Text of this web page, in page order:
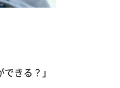
きる？」